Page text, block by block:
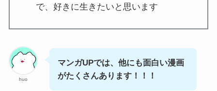
で、好きに生きたいと思います
huo
マンガUPでは、他にも面白い漫画
がたくさんあります！！！